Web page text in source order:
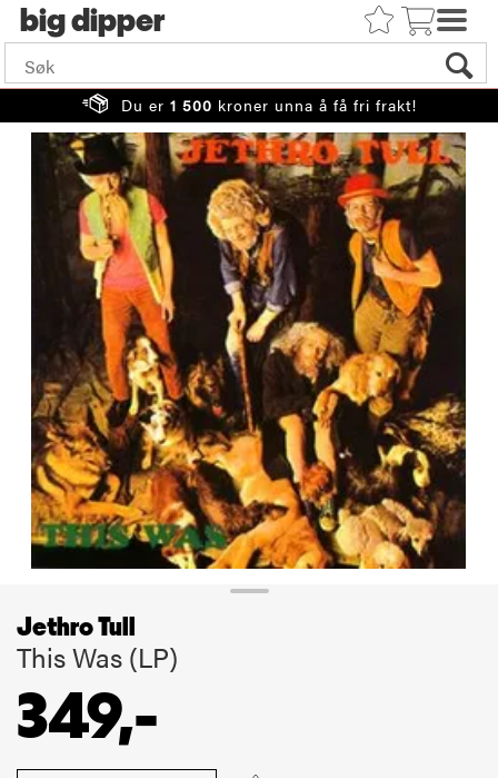
big
Du er 1 500 kroner unna å få fri frakt!
Jethro Tull
This Was (LP)
349,-